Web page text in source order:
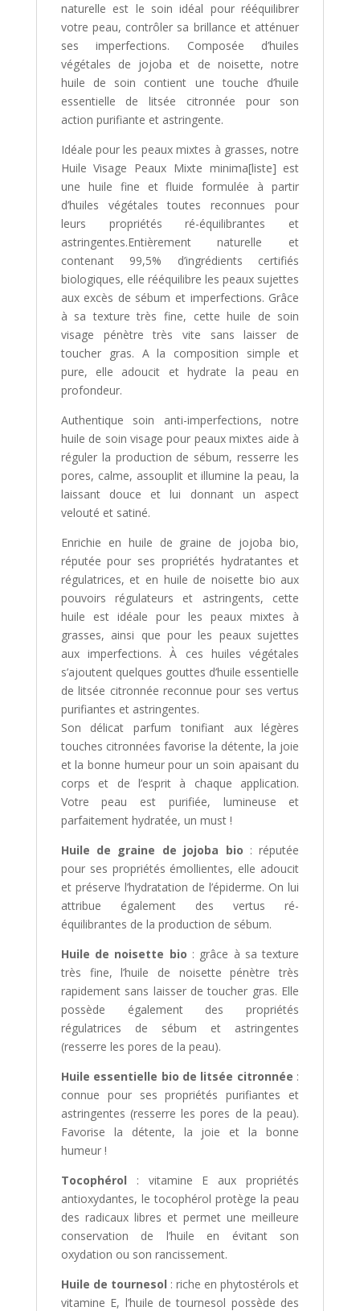
naturelle est le soin idéal pour rééquilibrer
votre peau, contrôler sa brillance et atténuer
ses imperfections. Composée d’huiles
végétales de jojoba et de noisette, notre
huile de soin contient une touche d’huile
essentielle de litsée citronnée pour son
action purifiante et astringente.
Idéale pour les peaux mixtes à grasses, notre
Huile Visage Peaux Mixte minima[liste] est
une huile fine et fluide formulée à partir
d’huiles végétales toutes reconnues pour
leurs propriétés ré-équilibrantes et
astringentes.Entièrement naturelle et
contenant 99,5% d’ingrédients certifiés
biologiques, elle rééquilibre les peaux sujettes
aux excès de sébum et imperfections. Grâce
à sa texture très fine, cette huile de soin
visage pénètre très vite sans laisser de
toucher gras. A la composition simple et
pure, elle adoucit et hydrate la peau en
profondeur.
Authentique soin anti-imperfections, notre
huile de soin visage pour peaux mixtes aide à
réguler la production de sébum, resserre les
pores, calme, assouplit et illumine la peau, la
laissant douce et lui donnant un aspect
velouté et satiné.
Enrichie en huile de graine de jojoba bio,
réputée pour ses propriétés hydratantes et
régulatrices, et en huile de noisette bio aux
pouvoirs régulateurs et astringents, cette
huile est idéale pour les peaux mixtes à
grasses, ainsi que pour les peaux sujettes
aux imperfections. À ces huiles végétales
s’ajoutent quelques gouttes d’huile essentielle
de litsée citronnée reconnue pour ses vertus
purifiantes et astringentes.
Son délicat parfum tonifiant aux légères
touches citronnées favorise la détente, la joie
et la bonne humeur pour un soin apaisant du
corps et de l’esprit à chaque application.
Votre peau est purifiée, lumineuse et
parfaitement hydratée, un must !
Huile de graine de jojoba bio : réputée
pour ses propriétés émollientes, elle adoucit
et préserve l’hydratation de l’épiderme. On lui
attribue également des vertus ré-
équilibrantes de la production de sébum.
Huile de noisette bio : grâce à sa texture
très fine, l’huile de noisette pénètre très
rapidement sans laisser de toucher gras. Elle
possède également des propriétés
régulatrices de sébum et astringentes
(resserre les pores de la peau).
Huile essentielle bio de litsée citronnée :
connue pour ses propriétés purifiantes et
astringentes (resserre les pores de la peau).
Favorise la détente, la joie et la bonne
humeur !
Tocophérol : vitamine E aux propriétés
antioxydantes, le tocophérol protège la peau
des radicaux libres et permet une meilleure
conservation de l’huile en évitant son
oxydation ou son rancissement.
Huile de tournesol : riche en phytostérols et
vitamine E, l’huile de tournesol possède des